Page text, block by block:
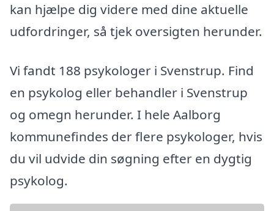
kan hjælpe dig videre med dine aktuelle
udfordringer, så tjek oversigten herunder.
Vi fandt 188 psykologer i Svenstrup. Find
en psykolog eller behandler i Svenstrup
og omegn herunder. I hele Aalborg
kommunefindes der flere psykologer, hvis
du vil udvide din søgning efter en dygtig
psykolog.